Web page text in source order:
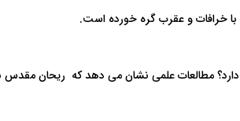
با خرافات و عقرب گره خورده است.
مطالعات علمی نشان می دهد که ریحان مقدس